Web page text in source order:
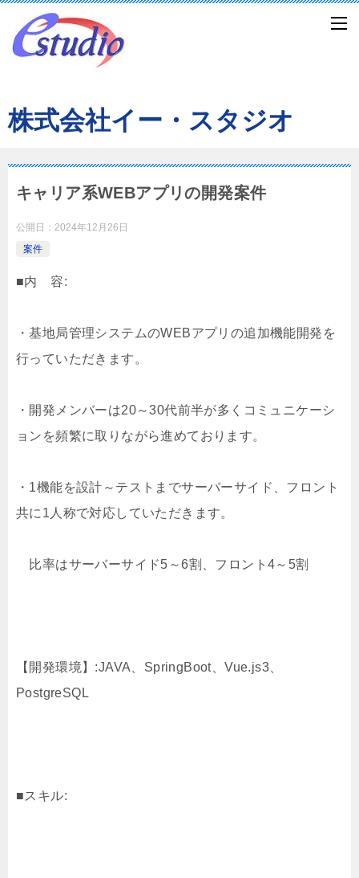
株式会社イー・スタジオ
キャリア系WEBアプリの開発案件
公開日： 2024年12月26日
案件
■内 容:
・基地局管理システムのWEBアプリの追加機能開発を
行っていただきます。
・開発メンバーは20～30代前半が多くコミュニケーシ
ョンを頻繁に取りながら進めております。
・1機能を設計～テストまでサーバーサイド、フロント
共に1人称で対応していただきます。
比率はサーバーサイド5～6割、フロント4～5割
【開発環境】:JAVA、SpringBoot、Vue.js3、
PostgreSQL
■スキル: